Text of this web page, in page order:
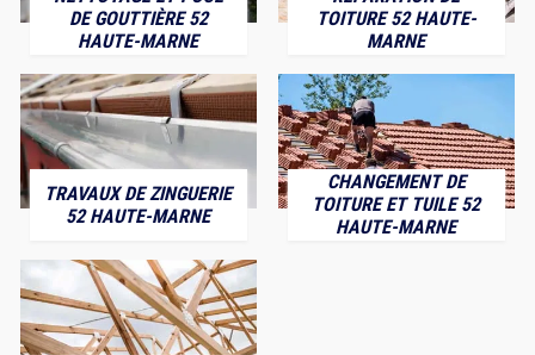
DE GOUTTIÈRE 52
HAUTE-MARNE
TOITURE 52 HAUTE-
MARNE
TRAVAUX DE ZINGUERIE
52 HAUTE-MARNE
CHANGEMENT DE
TOITURE ET TUILE 52
HAUTE-MARNE